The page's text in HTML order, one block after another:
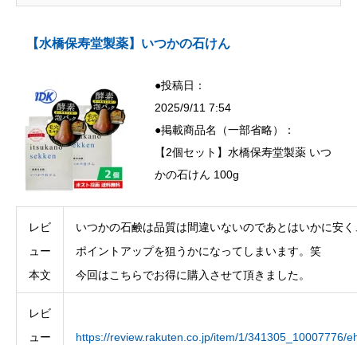
【水橋保寿堂製薬】いつかの石けん
●投稿日：
2025/9/11 7:54
●掲載商品名（一部省略）：
【2個セット】水橋保寿堂製薬 いつ
かの石けん 100g
レビ
ュー
本文
いつかの石鹸は品質は間違いないのであとはいかに安く
ポイントアップを狙うかになってしまいます。笑
今回はこちらでお得に購入させて頂きました。
レビ
ュー
https://review.rakuten.co.jp/item/1/341305_10007776/